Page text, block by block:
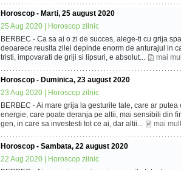
Horoscop - Marti, 25 august 2020
25 Aug 2020 |
Horoscop zilnic
BERBEC - Ca sa ai o zi de succes, alege-ti cu grija
deoarece reusita zilei depinde enorm de anturajul in
tristi, impovarati de griji si lipsuri, e absolut...
mai
Horoscop - Duminica, 23 august 2020
23 Aug 2020 |
Horoscop zilnic
BERBEC - Ai mare grija la gesturile tale, care ar
energie, care poate deranja pe altii, mai sensibili din
gen, in care sa investesti tot ce ai, dar altii...
mai
Horoscop - Sambata, 22 august 2020
22 Aug 2020 |
Horoscop zilnic